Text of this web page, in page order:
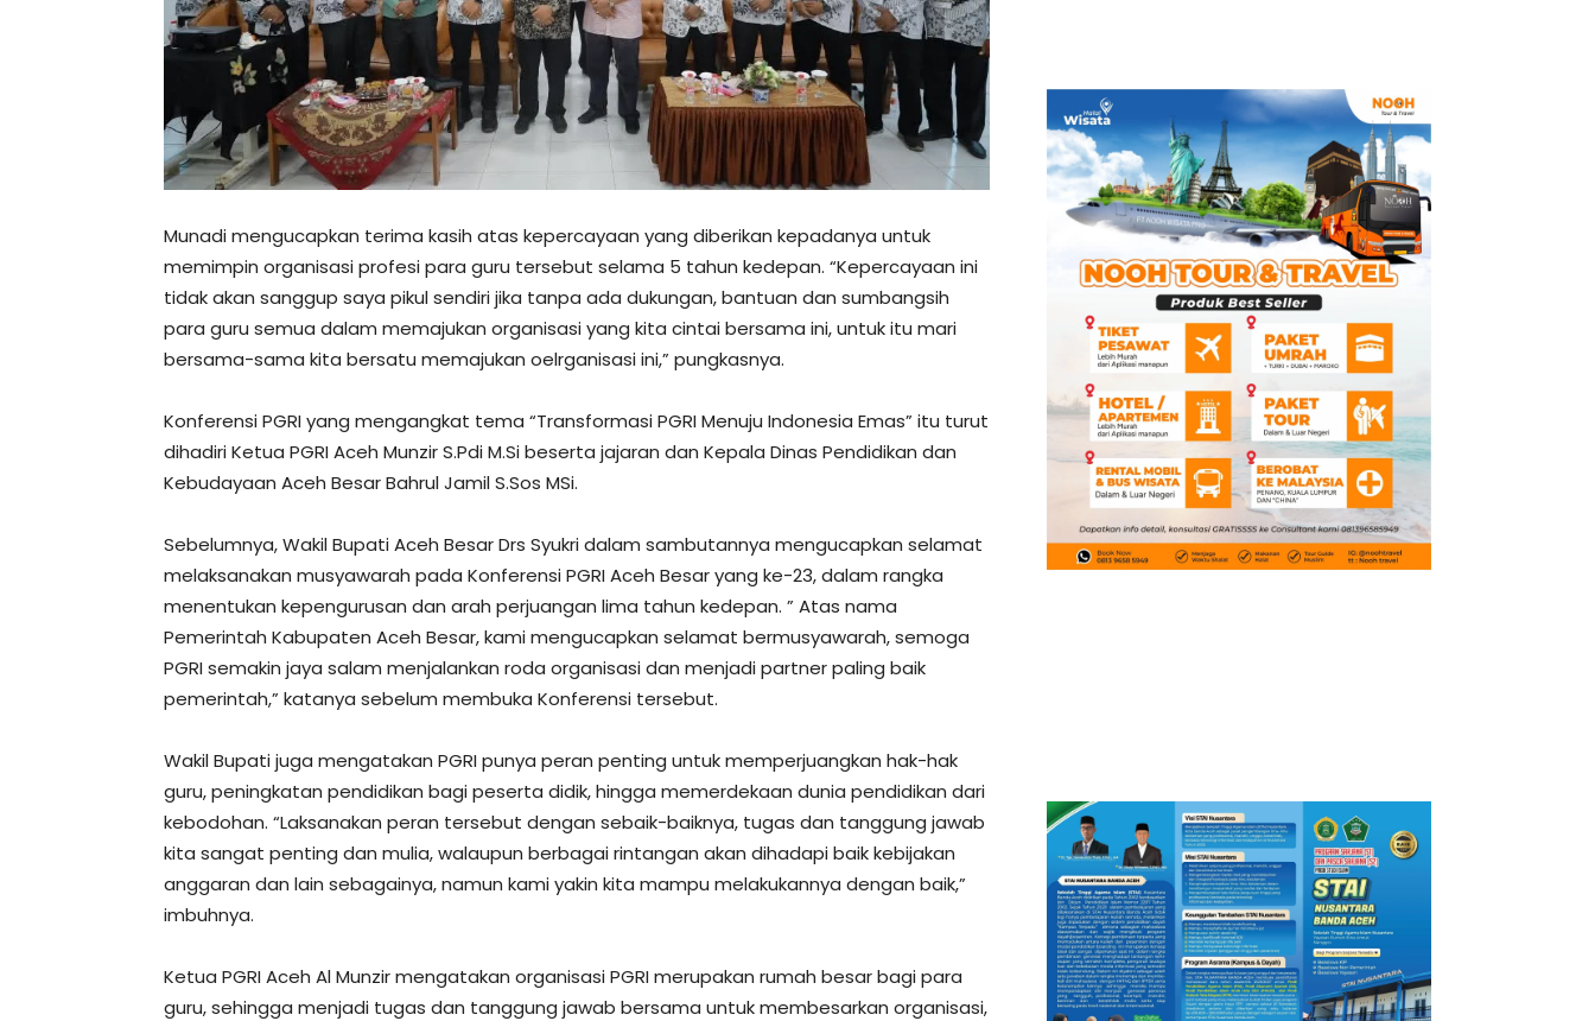
Munadi mengucapkan terima kasih atas kepercayaan yang diberikan kepadanya untuk
memimpin organisasi profesi para guru tersebut selama 5 tahun kedepan. “Kepercayaan ini
tidak akan sanggup saya pikul sendiri jika tanpa ada dukungan, bantuan dan sumbangsih
para guru semua dalam memajukan organisasi yang kita cintai bersama ini, untuk itu mari
bersama-sama kita bersatu memajukan oelrganisasi ini,” pungkasnya.
Konferensi PGRI yang mengangkat tema “Transformasi PGRI Menuju Indonesia Emas” itu turut
dihadiri Ketua PGRI Aceh Munzir S.Pdi M.Si beserta jajaran dan Kepala Dinas Pendidikan dan
Kebudayaan Aceh Besar Bahrul Jamil S.Sos MSi.
Sebelumnya, Wakil Bupati Aceh Besar Drs Syukri dalam sambutannya mengucapkan selamat
melaksanakan musyawarah pada Konferensi PGRI Aceh Besar yang ke-23, dalam rangka
menentukan kepengurusan dan arah perjuangan lima tahun kedepan. ” Atas nama
Pemerintah Kabupaten Aceh Besar, kami mengucapkan selamat bermusyawarah, semoga
PGRI semakin jaya salam menjalankan roda organisasi dan menjadi partner paling baik
pemerintah,” katanya sebelum membuka Konferensi tersebut.
Wakil Bupati juga mengatakan PGRI punya peran penting untuk memperjuangkan hak-hak
guru, peningkatan pendidikan bagi peserta didik, hingga memerdekaan dunia pendidikan dari
kebodohan. “Laksanakan peran tersebut dengan sebaik-baiknya, tugas dan tanggung jawab
kita sangat penting dan mulia, walaupun berbagai rintangan akan dihadapi baik kebijakan
anggaran dan lain sebagainya, namun kami yakin kita mampu melakukannya dengan baik,”
imbuhnya.
Ketua PGRI Aceh Al Munzir mengatakan organisasi PGRI merupakan rumah besar bagi para
guru, sehingga menjadi tugas dan tanggung jawab bersama untuk membesarkan organisasi,